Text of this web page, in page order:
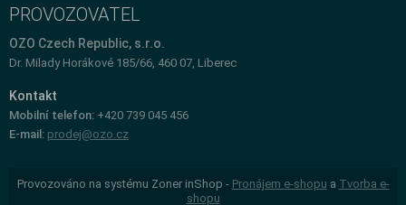
PROVOZOVATEL
OZO Czech Republic, s.r.o.
Dr. Milady Horákové 185/66, 460 07, Liberec
Kontakt
Mobilní telefon: +420 739 045 456
E-mail: prodej@ozo.cz
Provozováno na systému Zoner inShop - Pronájem e-shopu a Tvorba e-
shopu